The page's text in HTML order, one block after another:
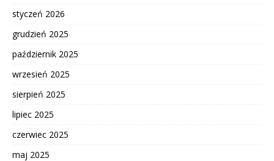
styczeń 2026
grudzień 2025
październik 2025
wrzesień 2025
sierpień 2025
lipiec 2025
czerwiec 2025
maj 2025